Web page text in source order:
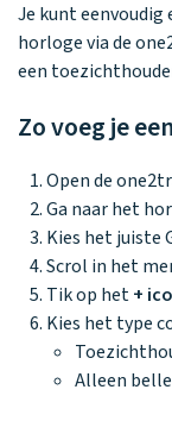
Tweedekans
Ontdek alle
horloges
Werken
Stichting
Jarige Job
Je kunt eenvoudig
horloge via de
een
Zo voeg je
Open de
Ga naar het
Kies het juiste
Scrol in het
Tik op het+
Kies het type
Alleen